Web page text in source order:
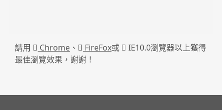
請用 Chrome 、 FireFox或
IE10.0瀏覽器以上獲得
最佳瀏覽效果，謝謝！